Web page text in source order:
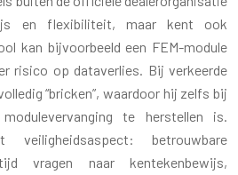
en flexibiliteit, maar kent ook
kan bijvoorbeeld een FEM-module
risico op dataverlies. Bij verkeerde
“bricken”, waardoor hij zelfs bij
te herstellen is.
betrouwbare
vragen naar kentekenbewijs,